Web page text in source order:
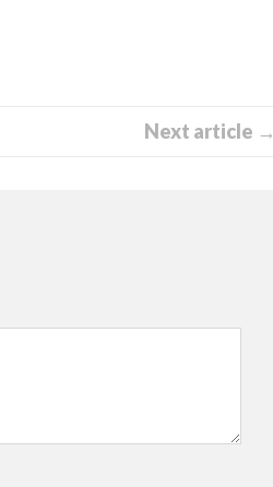
Next article →